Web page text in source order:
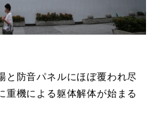
と防音パネルにほぼ覆われ尽
重機による躯体解体が始まる